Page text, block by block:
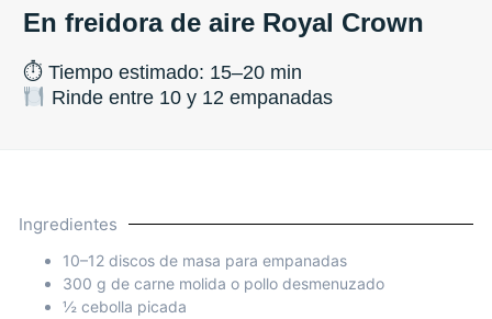
En freidora de aire Royal Crown
⏱ Tiempo estimado: 15–20 min
Rinde entre 10 y 12 empanadas
Ingredientes
10–12 discos de masa para empanadas
300 g de carne molida o pollo desmenuzado
½ cebolla picada